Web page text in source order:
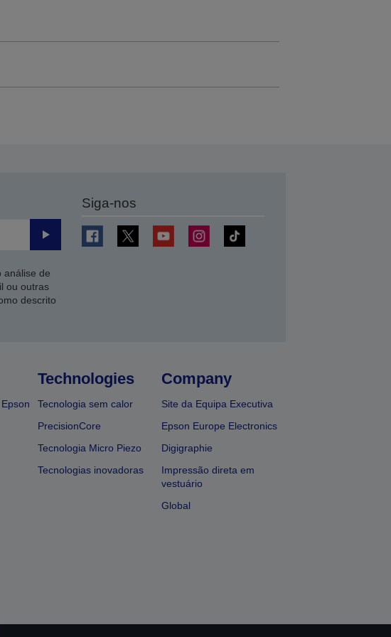
Enviar
análise de
ou outras
descrito
Siga-nos
Technologies
Tecnologia sem calor
PrecisionCore
Tecnologia Micro Piezo
Tecnologias inovadoras
Company
Site da Equipa Executiva
Epson Europe Electronics
Digigraphie
Impressão direta em
vestuário
Global